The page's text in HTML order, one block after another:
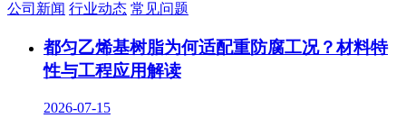
公司新闻 行业动态 常见问题
都匀乙烯基树脂为何适配重防腐工况？材料特
性与工程应用解读
2026-07-15